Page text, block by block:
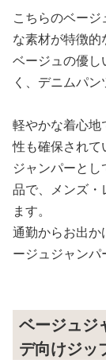
こちらのベー
な素材が特徴的
ベージュの優し
く、デニムパン
軽やかな着心地
性も確保されて
ジャンパーと
品で、メンズ・
ます。
通勤からお出か
ージュジャンパ
ベージュジ
デ向けジッ